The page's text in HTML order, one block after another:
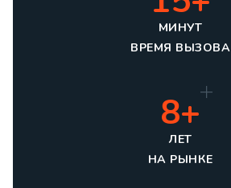
МИНУТ
ВРЕМЯ ВЫЗОВА
8+
ЛЕТ
НА РЫНКЕ